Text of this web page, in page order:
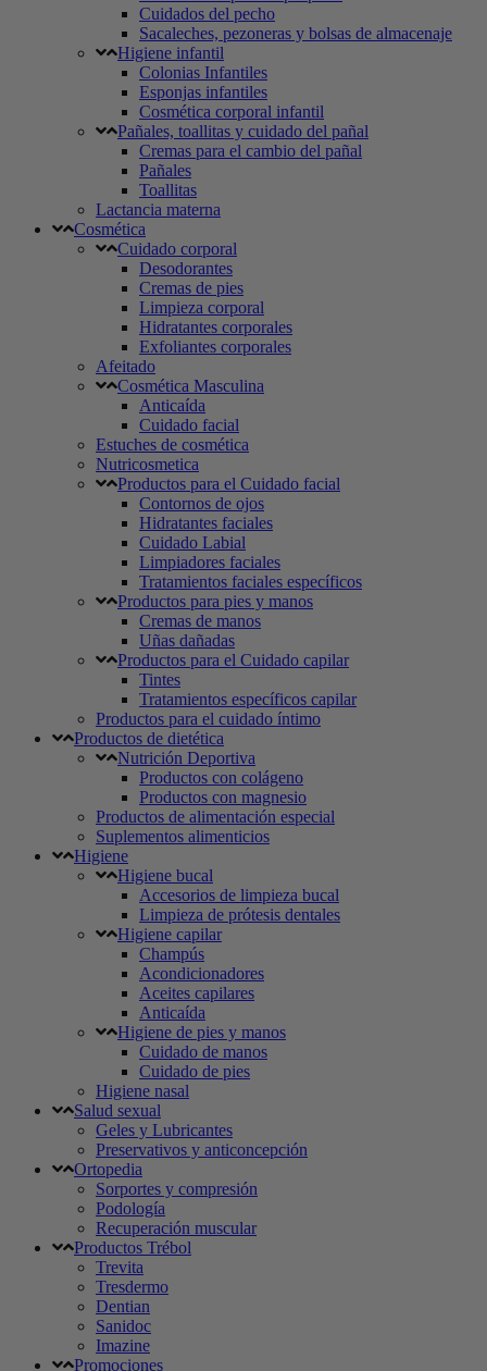
Cuidados del pecho
Sacaleches, pezoneras y bolsas de almacenaje
Higiene infantil
Colonias Infantiles
Esponjas infantiles
Cosmética corporal infantil
Pañales, toallitas y cuidado del pañal
Cremas para el cambio del pañal
Pañales
Toallitas
Lactancia materna
Cosmética
Cuidado corporal
Desodorantes
Cremas de pies
Limpieza corporal
Hidratantes corporales
Exfoliantes corporales
Afeitado
Cosmética Masculina
Anticaída
Cuidado facial
Estuches de cosmética
Nutricosmetica
Productos para el Cuidado facial
Contornos de ojos
Hidratantes faciales
Cuidado Labial
Limpiadores faciales
Tratamientos faciales específicos
Productos para pies y manos
Cremas de manos
Uñas dañadas
Productos para el Cuidado capilar
Tintes
Tratamientos específicos capilar
Productos para el cuidado íntimo
Productos de dietética
Nutrición Deportiva
Productos con colágeno
Productos con magnesio
Productos de alimentación especial
Suplementos alimenticios
Higiene
Higiene bucal
Accesorios de limpieza bucal
Limpieza de prótesis dentales
Higiene capilar
Champús
Acondicionadores
Aceites capilares
Anticaída
Higiene de pies y manos
Cuidado de manos
Cuidado de pies
Higiene nasal
Salud sexual
Geles y Lubricantes
Preservativos y anticoncepción
Ortopedia
Sorportes y compresión
Podología
Recuperación muscular
Productos Trébol
Trevita
Tresdermo
Dentian
Sanidoc
Imazine
Promociones